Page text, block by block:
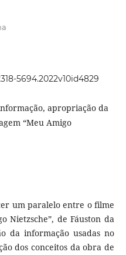
5694.2022v10id4829
apropriação da
“Meu Amigo
um paralelo entre o filme
Nietzsche”, de Fáuston da
da informação usadas no
dos conceitos da obra de